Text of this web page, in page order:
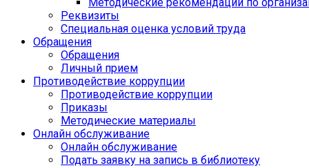
Реквизиты
Специальная оценка условий труда
Обращения
Обращения
Личный прием
Противодействие коррупции
Противодействие коррупции
Приказы
Методические материалы
Онлайн обслуживание
Онлайн обслуживание
Подать заявку на запись в библиотеку